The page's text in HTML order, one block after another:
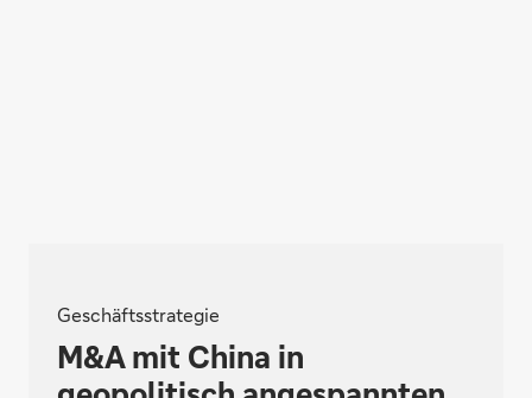
Geschäftsstrategie
M&A mit China in